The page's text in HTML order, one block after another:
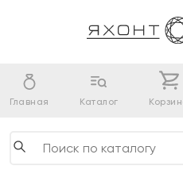
Главная Каталог